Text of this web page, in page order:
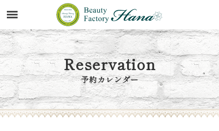
Reservation
予約カレンダー